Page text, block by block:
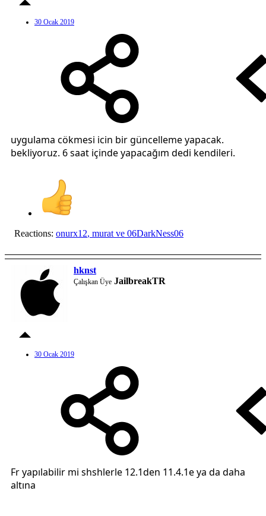
30 Ocak 2019
uygulama cökmesi icin bir güncelleme yapacak.
bekliyoruz. 6 saat içinde yapacağım dedi kendileri.
Reactions: onurx12, murat ve 06DarkNess06
hknst
Çalışkan Üye JailbreakTR
30 Ocak 2019
Fr yapılabilir mi shshlerle 12.1den 11.4.1e ya da daha
altına